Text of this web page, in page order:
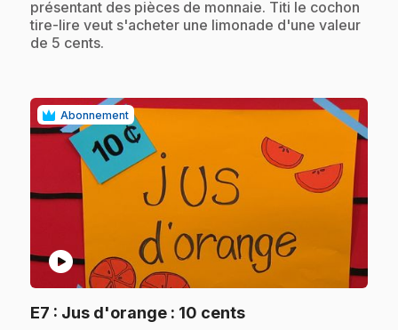
présentant des pièces de monnaie. Titi le cochon
tire-lire veut s'acheter une limonade d'une valeur
de 5 cents.
Abonnement
play_circle
E7 : Jus d'orange : 10 cents.